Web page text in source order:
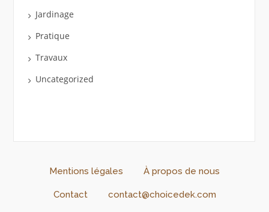
Jardinage
Pratique
Travaux
Uncategorized
Mentions légales À propos de nous
Contact contact@choicedek.com